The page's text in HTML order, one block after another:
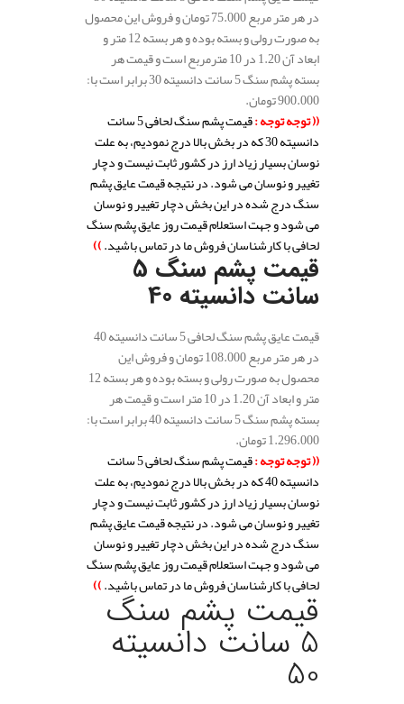
در هر متر مربع 75.000 تومان و فروش این محصول
به صورت رولی و بسته بوده و هر بسته 12 متر و
ابعاد آن 1.20 در 10 مترمربع است و قیمت هر
بسته پشم سنگ 5 سانت دانسیته 30 برابر است با:
900.000 تومان.
(( توجه توجه :
قیمت پشم سنگ لحافی 5 سانت
دانسیته 30
که در بخش بالا درج نمودیم، به علت
نوسان بسیار زیاد ارز در کشور ثابت نیست و دچار
تغییر و نوسان می شود. در نتیجه قیمت عایق پشم
سنگ درج شده در این بخش دچار تغییر و نوسان
می شود و جهت استعلام قیمت روز عایق پشم سنگ
لحافی با کارشناسان فروش ما در تماس باشید.))
قیمت پشم سنگ 5
سانت دانسیته 40
قیمت عایق پشم سنگ لحافی 5 سانت دانسیته 40
در هر متر مربع 108.000 تومان و فروش این
محصول به صورت رولی و بسته بوده و هر بسته 12
متر و ابعاد آن 1.20 در 10 متر است و قیمت هر
بسته پشم سنگ 5 سانت دانسیته 40 برابر است با:
1.296.000 تومان.
(( توجه توجه :
قیمت پشم سنگ لحافی 5 سانت
دانسیته 40 که در بخش بالا درج نمودیم، به علت
نوسان بسیار زیاد ارز در کشور ثابت نیست و دچار
تغییر و نوسان می شود. در نتیجه قیمت عایق پشم
سنگ درج شده در این بخش دچار تغییر و نوسان
می شود و جهت استعلام قیمت روز عایق پشم سنگ
لحافی با کارشناسان فروش ما در تماس باشید.))
قیمت پشم سنگ
5 سانت دانسیته
50